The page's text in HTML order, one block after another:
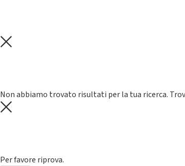
Non abbiamo trovato risultati per la tua ricerca.
Per favore riprova.